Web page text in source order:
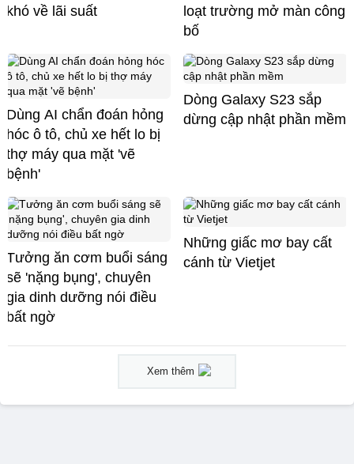
khó về lãi suất
loạt trường mở màn công
bố
Dùng AI chẩn đoán hỏng
hóc ô tô, chủ xe hết lo bị
thợ máy qua mặt 'vẽ
bệnh'
Dòng Galaxy S23 sắp
dừng cập nhật phần mềm
Tưởng ăn cơm buổi sáng
sẽ 'nặng bụng', chuyên
gia dinh dưỡng nói điều
bất ngờ
Những giấc mơ bay cất
cánh từ Vietjet
Xem thêm